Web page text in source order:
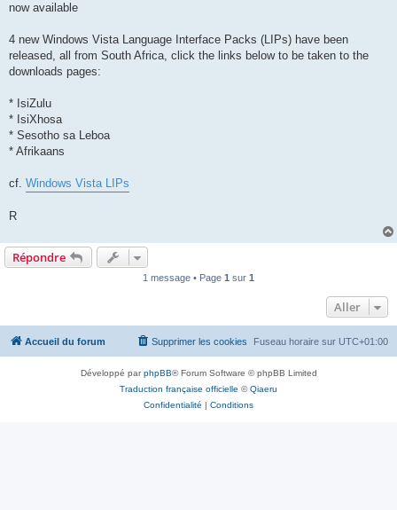
a
now available
4 new Windows Vista Language Interface Packs (LIPs) have been
released, all from South Africa, click the links below to be taken to the
downloads pages:
* IsiZulu
* IsiXhosa
* Sesotho sa Leboa
* Afrikaans
cf. Windows Vista LIPs
R
Répondre
1 message • Page 1 sur 1
Aller
Accueil du forum Fuseau horaire sur UTC+01:00
Supprimer les cookies
Développé parphpBB® Forum Software © phpBB Limited
Traduction française officielle ©Qiaeru
Confidentialité | Conditions